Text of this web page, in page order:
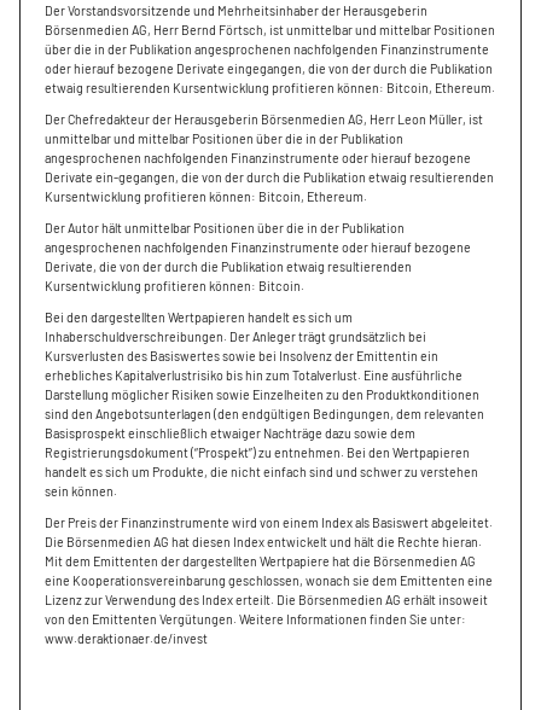
Der Vorstandsvorsitzende und Mehrheitsinhaber der Herausgeberin
Börsenmedien AG, Herr Bernd Förtsch, ist unmittelbar und mittelbar Positionen
über die in der Publikation angesprochenen nachfolgenden Finanzinstrumente
oder hierauf bezogene Derivate eingegangen, die von der durch die Publikation
etwaig resultierenden Kursentwicklung profitieren können: Bitcoin, Ethereum.
Der Chefredakteur der Herausgeberin Börsenmedien AG, Herr Leon Müller, ist
unmittelbar und mittelbar Positionen über die in der Publikation
angesprochenen nachfolgenden Finanzinstrumente oder hierauf bezogene
Derivate ein-gegangen, die von der durch die Publikation etwaig resultierenden
Kursentwicklung profitieren können: Bitcoin, Ethereum.
Der Autor hält unmittelbar Positionen über die in der Publikation
angesprochenen nachfolgenden Finanzinstrumente oder hierauf bezogene
Derivate, die von der durch die Publikation etwaig resultierenden
Kursentwicklung profitieren können: Bitcoin.
Bei den dargestellten Wertpapieren handelt es sich um
Inhaberschuldverschreibungen. Der Anleger trägt grundsätzlich bei
Kursverlusten des Basiswertes sowie bei Insolvenz der Emittentin ein
erhebliches Kapitalverlustrisiko bis hin zum Totalverlust. Eine ausführliche
Darstellung möglicher Risiken sowie Einzelheiten zu den Produktkonditionen
sind den Angebotsunterlagen (den endgültigen Bedingungen, dem relevanten
Basisprospekt einschließlich etwaiger Nachträge dazu sowie dem
Registrierungsdokument (“Prospekt”) zu entnehmen. Bei den Wertpapieren
handelt es sich um Produkte, die nicht einfach sind und schwer zu verstehen
sein können.
Der Preis der Finanzinstrumente wird von einem Index als Basiswert abgeleitet.
Die Börsenmedien AG hat diesen Index entwickelt und hält die Rechte hieran.
Mit dem Emittenten der dargestellten Wertpapiere hat die Börsenmedien AG
eine Kooperationsvereinbarung geschlossen, wonach sie dem Emittenten eine
Lizenz zur Verwendung des Index erteilt. Die Börsenmedien AG erhält insoweit
von den Emittenten Vergütungen. Weitere Informationen finden Sie unter:
www.deraktionaer.de/invest